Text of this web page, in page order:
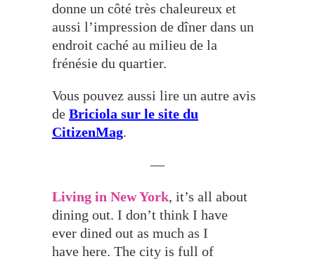
donne un côté très chaleureux et
aussi l’impression de dîner dans un
endroit caché au milieu de la
frénésie du quartier.
Vous pouvez aussi lire un autre avis
de Briciola sur le site du
CitizenMag.
—
Living in New York, it’s all about
dining out. I don’t think I have
ever dined out as much as I
have here. The city is full of